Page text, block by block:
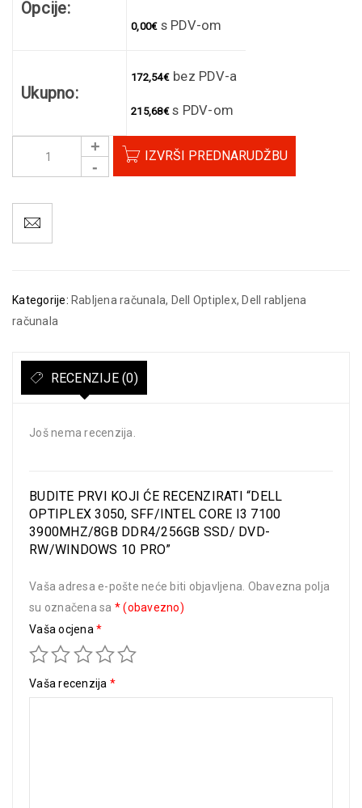
Opcije:
0,00€s PDV-om
Ukupno:
172,54€ bez PDV-a
215,68€s PDV-om
IZVRŠI PREDNARUDŽBU
Kategorije: Rabljena računala, Dell Optiplex, Dell rabljena
računala
RECENZIJE (0)
Još nema recenzija.
BUDITE PRVI KOJI ĆE RECENZIRATI “DELL
OPTIPLEX 3050, SFF/INTEL CORE I3 7100
3900MHZ/8GB DDR4/256GB SSD/ DVD-
RW/WINDOWS 10 PRO”
Vaša adresa e-pošte neće biti objavljena. Obavezna polja
su označena sa * (obavezno)
Vaša ocjena *
Vaša recenzija *